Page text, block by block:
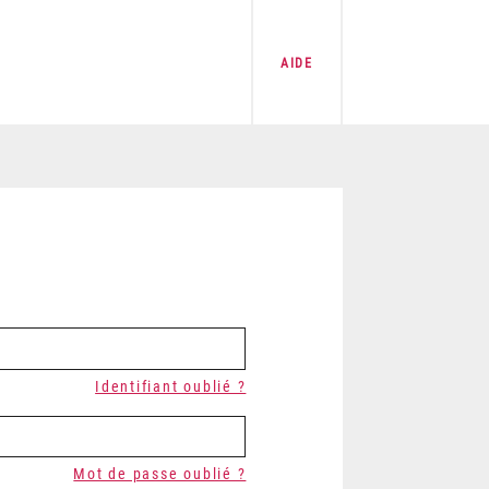
AIDE
Identifiant oublié ?
Mot de passe oublié ?